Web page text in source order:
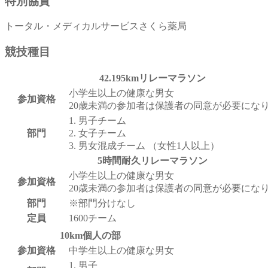
トータル・メディカルサービスさくら薬局
競技種目
42.195kmリレーマラソン
参加資格
小学生以上の健康な男女
20歳未満の参加者は保護者の同意が必要にな
部門
1. 男子チーム
2. 女子チーム
3. 男女混成チーム （女性1人以上）
5時間耐久リレーマラソン
参加資格
小学生以上の健康な男女
20歳未満の参加者は保護者の同意が必要にな
部門
※部門分けなし
定員
1600チーム
10km個人の部
参加資格
中学生以上の健康な男女
1. 男子